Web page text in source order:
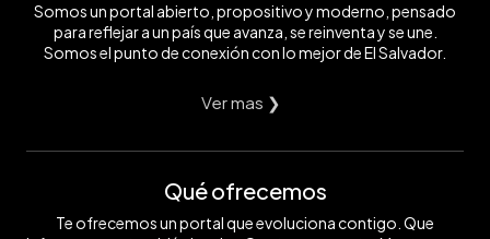
Somos un portal abierto, propositivo y moderno, pensado
para reflejar a un país que avanza, se reinventa y se une.
Somos el punto de conexión con lo mejor de El Salvador.
Ver mas ❯
Qué ofrecemos
Te ofrecemos un portal que evoluciona contigo. Que